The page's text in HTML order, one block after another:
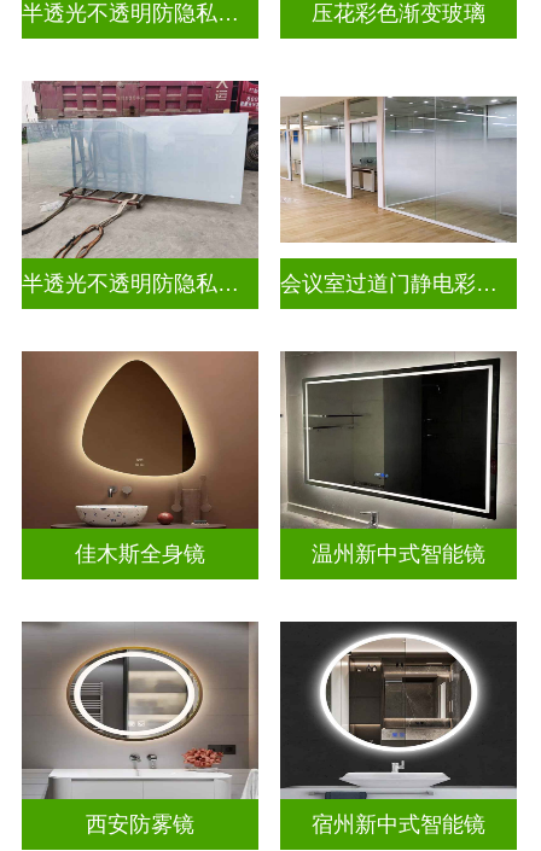
半透光不透明防隐私彩色渐变玻璃 压花彩色渐变玻璃
半透光不透明防隐私幻彩炫彩渐变玻璃 会议室过道门静电彩色渐变玻璃
佳木斯全身镜 温州新中式智能镜
西安防雾镜 宿州新中式智能镜